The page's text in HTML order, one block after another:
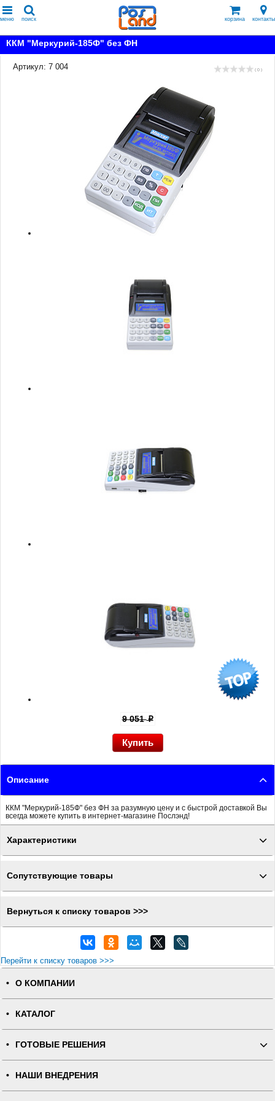
меню поиск корзина контакты
ККМ "Меркурий-185Ф" без ФН
Артикул: 7 004 ( 0 )
9 051p
Описание
ККМ "Меркурий-185Ф" без ФН за разумную цену и с быстрой доставкой Вы
всегда можете купить в интернет-магазине Послэнд!
Характеристики
Сопутствующие товары
Вернуться к списку товаров >>>
Перейти к списку товаров >>>
О КОМПАНИИ
КАТАЛОГ
ГОТОВЫЕ РЕШЕНИЯ
НАШИ ВНЕДРЕНИЯ